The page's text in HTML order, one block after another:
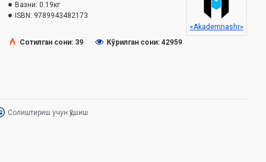
Вазни: 0.19кг
ISBN: 9789943482173
«Akademnashr»
Сотилган сони: 39
Кўрилган сони: 42959
Солиштириш учун қўшиш